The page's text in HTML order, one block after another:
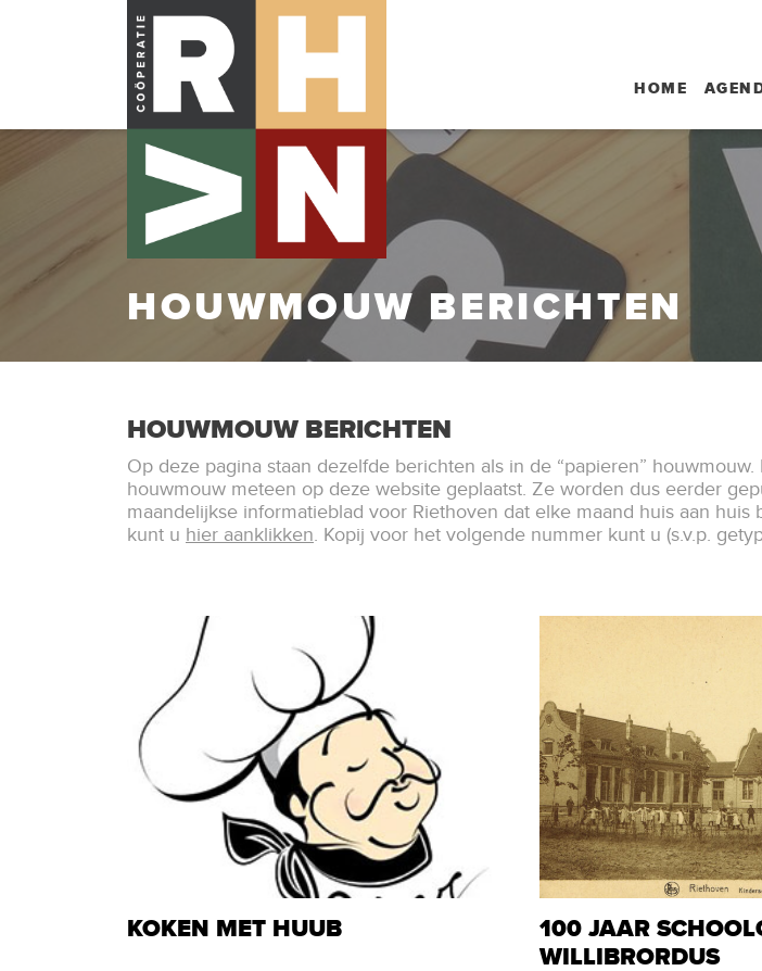
HOME
HOUWMOUW BERICHTEN
HOUWMOUW BERICHTEN
Op deze pagina staan dezelfde berichten als in de “papieren”
houwmouw meteen op deze website geplaatst. Ze worden dus eerder
maandelijkse informatieblad voor Riethoven dat elke maand huis aan
kunt u hier aanklikken. Kopij voor het volgende nummer kunt u (s.v.p.
KOKEN MET HUUB
100 JAAR
WILLIBRORDUS